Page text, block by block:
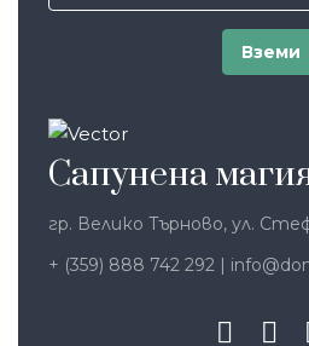
Сапунена
гр. Велико Търново, ул.
+ (359) 888 742 292 |